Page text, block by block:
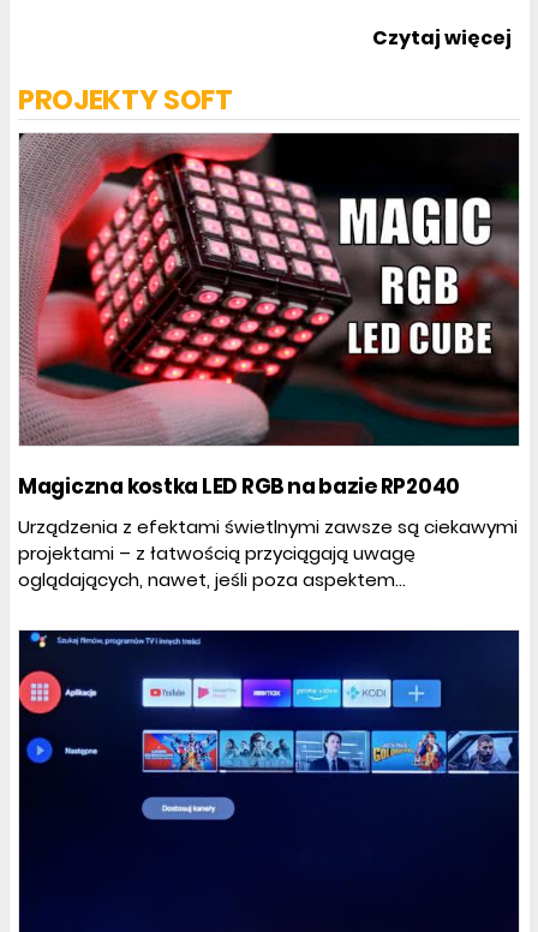
Czytaj więcej
PROJEKTY SOFT
Magiczna kostka LED RGB na bazie RP2040
Urządzenia z efektami świetlnymi zawsze są ciekawymi
projektami – z łatwością przyciągają uwagę
oglądających, nawet, jeśli poza aspektem...